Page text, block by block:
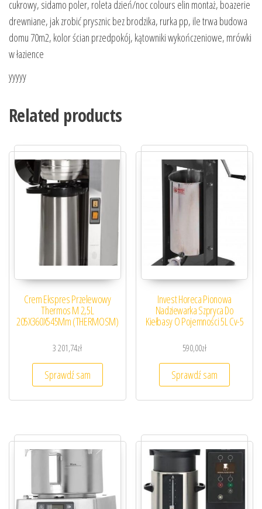
cukrowy, sidamo poler, roleta dzień/noc colours elin montaż, boazerie
drewniane, jak zrobić prysznic bez brodzika, rurka pp, ile trwa budowa
domu 70m2, kolor ścian przedpokój, kątowniki wykończeniowe, mrówki
w łazience
yyyyy
Related products
Crem Ekspres Przelewowy
Thermos M 2,5L
205X360X545Mm (THERMOSM)
3 201,74zł
Sprawdź sam
Invest Horeca Pionowa
Nadziewarka Szpryca Do
Kiełbasy O Pojemności 5L Cv-5
590,00zł
Sprawdź sam